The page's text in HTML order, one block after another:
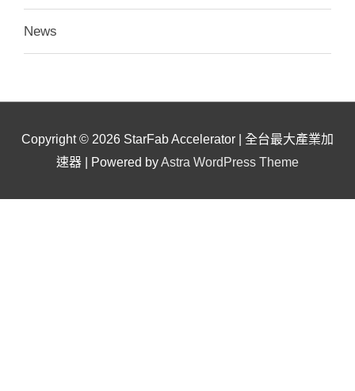
News
Copyright © 2026 StarFab Accelerator | 全台最大產業加
速器 | Powered byAstra WordPress Theme